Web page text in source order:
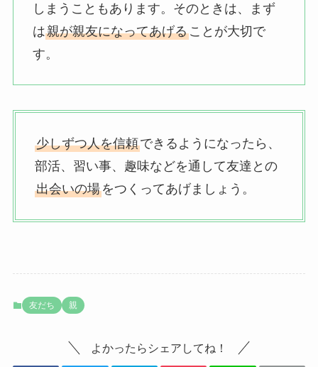
しまうこともあります。そのときは、まず
は親が親友になってあげることが大切で
す。
少しずつ人を信頼できるようになったら、
部活、習い事、趣味などを通して友達との
出会いの場をつくってあげましょう。
友だち 親
よかったらシェアしてね！